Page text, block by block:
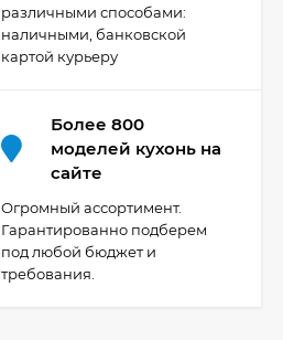
различными способами:
наличными, банковской
картой курьеру
Более 800
моделей кухонь на
сайте
Огромный ассортимент.
Гарантированно подберем
под любой бюджет и
требования.
Кухня Принцесса -
44 091
Кухня Point 1,2 м -
13 655₽